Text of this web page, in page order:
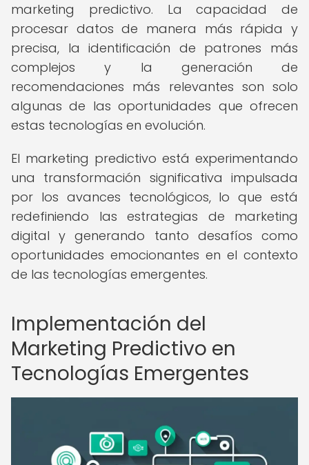
marketing predictivo. La capacidad de
procesar datos de manera más rápida y
precisa, la identificación de patrones más
complejos y la generación de
recomendaciones más relevantes son solo
algunas de las oportunidades que ofrecen
estas tecnologías en evolución.
El marketing predictivo está experimentando
una transformación significativa impulsada
por los avances tecnológicos, lo que está
redefiniendo las estrategias de marketing
digital y generando tanto desafíos como
oportunidades emocionantes en el contexto
de las tecnologías emergentes.
Implementación del
Marketing Predictivo en
Tecnologías Emergentes